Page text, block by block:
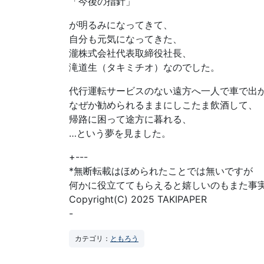
が明るみになってきて、
自分も元気になってきた、
瀧株式会社代表取締役社長、
滝道生（タキミチオ）なのでした。
代行運転サービスのない遠方へ一人で車で出
なぜか勧められるままにしこたま飲酒して、
帰路に困って途方に暮れる、
…という夢を見ました。
+---
*無断転載はほめられたことでは無いですが
何かに役立ててもらえると嬉しいのもまた事
Copyright(C) 2025 TAKIPAPER
-
カテゴリ： ともろう